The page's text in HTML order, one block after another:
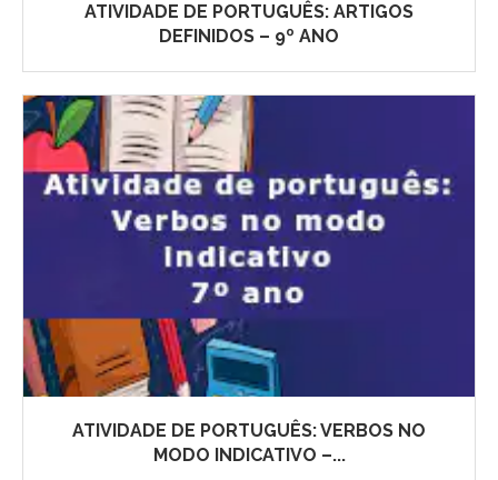
ATIVIDADE DE PORTUGUÊS: ARTIGOS
DEFINIDOS – 9º ANO
ATIVIDADE DE PORTUGUÊS: VERBOS NO
MODO INDICATIVO –...